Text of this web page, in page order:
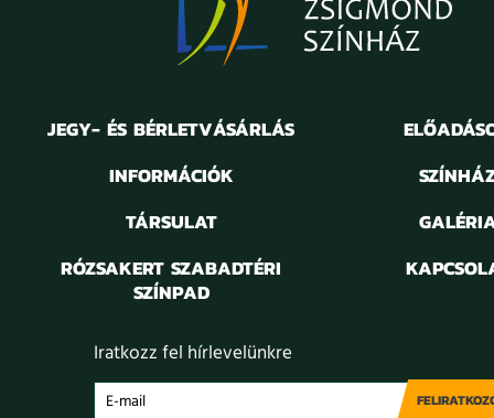
JEGY- ÉS BÉRLETVÁSÁRLÁS
INFORMÁCIÓK
TÁRSULAT
RÓZSAKERT SZABADTÉRI
SZÍNPAD
Iratkozz fel hírlevelünkre